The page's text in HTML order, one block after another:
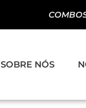
SOBRE NÓS